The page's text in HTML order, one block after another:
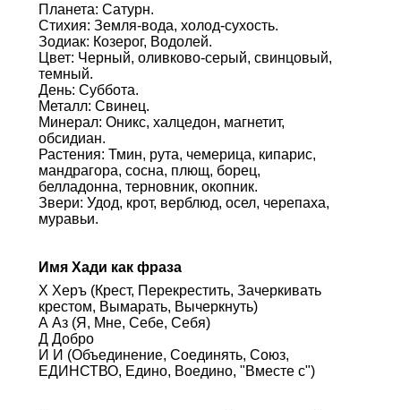
Планета: Сатурн.
Стихия: Земля-вода, холод-сухость.
Зодиак: Козерог, Водолей.
Цвет: Черный, оливково-серый, свинцовый,
темный.
День: Суббота.
Металл: Свинец.
Минерал: Оникс, халцедон, магнетит,
обсидиан.
Растения: Тмин, рута, чемерица, кипарис,
мандрагора, сосна, плющ, борец,
белладонна, терновник, окопник.
Звери: Удод, крот, верблюд, осел, черепаха,
муравьи.
Имя Хади как фраза
Х Херъ (Крест, Перекрестить, Зачеркивать
крестом, Вымарать, Вычеркнуть)
А Аз (Я, Мне, Себе, Себя)
Д Добро
И И (Объединение, Соединять, Союз,
ЕДИНСТВО, Едино, Воедино, "Вместе с")